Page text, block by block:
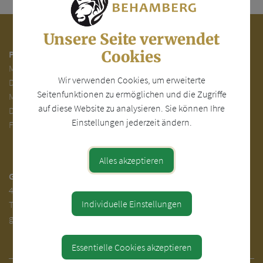
Parteienverkehr:
Mo.
Di.
7.00 - 12.00 und 13.00 - 18.00 Uhr
Mi. 7.00 - 12.00 Uhr
Do. 7.00 - 12.00 und 14.00 - 16.00 Uhr
Fr. 7.00 - 12.00 Uhr
Gemeinde Behamberg
4441 Behamberg 30
Tel.
+43(0) 7252-31000
gemeinde@behamberg.gv.at
Unsere Seite verwendet
Cookies
Wir verwenden Cookies, um erweiterte
Seitenfunktionen zu ermöglichen und die Zugriffe
auf diese Website zu analysieren. Sie können Ihre
Einstellungen jederzeit ändern.
Alles akzeptieren
Individuelle Einstellungen
Essentielle Cookies akzeptieren